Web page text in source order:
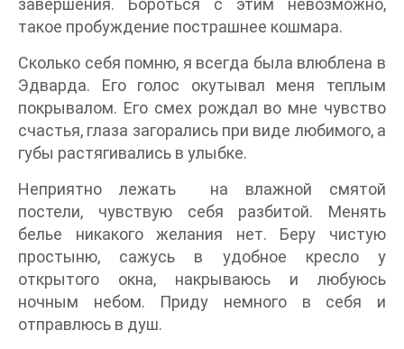
завершения. Бороться с этим невозможно,
такое пробуждение пострашнее кошмара.
Сколько себя помню, я всегда была влюблена в
Эдварда. Его голос окутывал меня теплым
покрывалом. Его смех рождал во мне чувство
счастья, глаза загорались при виде любимого, а
губы растягивались в улыбке.
Неприятно лежать на влажной смятой
постели, чувствую себя разбитой. Менять
белье никакого желания нет. Беру чистую
простыню, сажусь в удобное кресло у
открытого окна, накрываюсь и любуюсь
ночным небом. Приду немного в себя и
отправлюсь в душ.